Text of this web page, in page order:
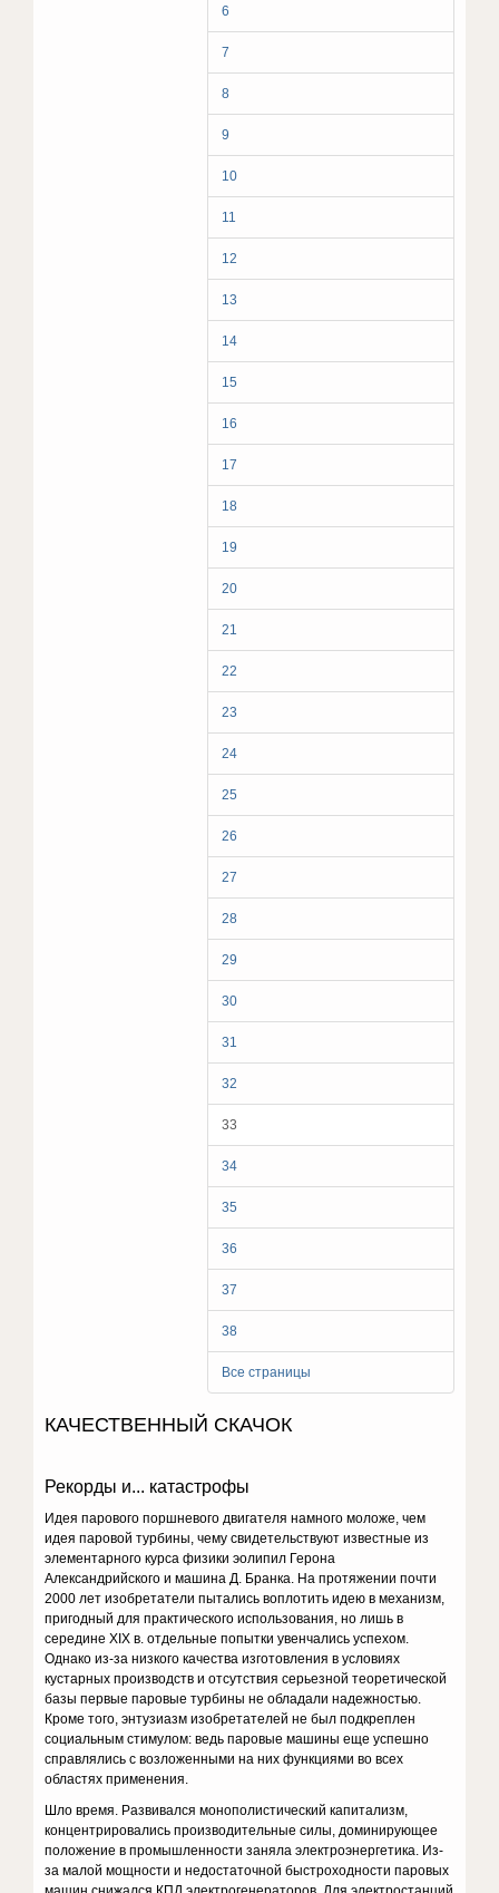
6
7
8
9
10
11
12
13
14
15
16
17
18
19
20
21
22
23
24
25
26
27
28
29
30
31
32
33
34
35
36
37
38
Все страницы
КАЧЕСТВЕННЫЙ СКАЧОК
Рекорды и... катастрофы
Идея парового поршневого двигателя намного моложе, чем
идея паровой турбины, чему свидетельствуют известные из
элементарного курса физики эолипил Герона
Александрийского и машина Д. Бранка. На протяжении почти
2000 лет изобретатели пытались воплотить идею в механизм,
пригодный для практического использования, но лишь в
середине XIX в. отдельные попытки увенчались успехом.
Однако из-за низкого качества изготовления в условиях
кустарных производств и отсутствия серьезной теоретической
базы первые паровые турбины не обладали надежностью.
Кроме того, энтузиазм изобретателей не был подкреплен
социальным стимулом: ведь паровые машины еще успешно
справлялись с возложенными на них функциями во всех
областях применения.
Шло время. Развивался монополистический капитализм,
концентрировались производительные силы, доминирующее
положение в промышленности заняла электроэнергетика. Из-
за малой мощности и недостаточной быстроходности паровых